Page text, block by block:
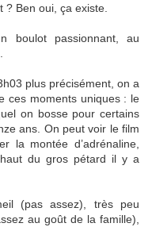
? Ben oui, ça existe.
boulot passionnant, au
plus précisément, on a
ces moments uniques : le
on bosse pour certains
ans. On peut voir le film
la montée d’adrénaline,
du gros pétard il y a
(pas assez), très peu
au goût de la famille),